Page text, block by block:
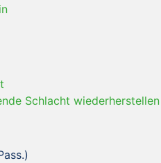
Schlacht wiederherstellen